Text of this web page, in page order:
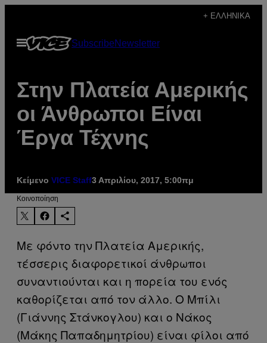
περιεχόμενο
+ ΕΛΛΗΝΙΚΆ
Ανοίξτε
το
SubscribeNewsletter
Στην Πλατεία Αμερικής
οι Άνθρωποι Είναι
Έργα Τέχνης
Κείμενο VICE Staff3 Απριλίου, 2017, 5:00πμ
Kοινοποίηση
Με φόντο την Πλατεία Αμερικής,
τέσσερις διαφορετικοί άνθρωποι
συναντιούνται και η πορεία του ενός
καθορίζεται από τον άλλο. Ο Μπίλι
(Γιάννης Στάνκογλου) και ο Νάκος
(Μάκης Παπαδημητρίου) είναι φίλοι από